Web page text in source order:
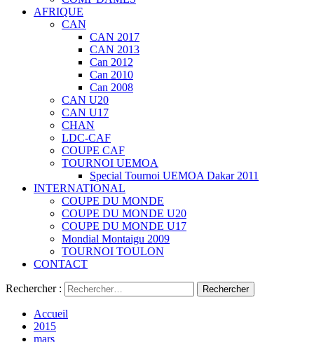
AFRIQUE
CAN
CAN 2017
CAN 2013
Can 2012
Can 2010
Can 2008
CAN U20
CAN U17
CHAN
LDC-CAF
COUPE CAF
TOURNOI UEMOA
Special Tournoi UEMOA Dakar 2011
INTERNATIONAL
COUPE DU MONDE
COUPE DU MONDE U20
COUPE DU MONDE U17
Mondial Montaigu 2009
TOURNOI TOULON
CONTACT
Rechercher :
Accueil
2015
mars